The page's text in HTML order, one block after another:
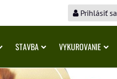
Prihlásiť sa
STAVBA VYKUROVANIE